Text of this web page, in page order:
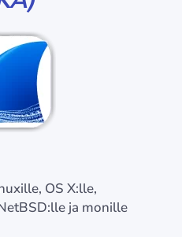
OS X:lle,
ja monille